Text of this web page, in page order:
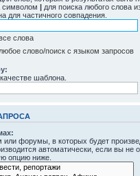
символом | для поиска любого слова
для частичного совпадения.
слова
слово/поиск с языком запросов
шаблона.
форумы, в которых будет
автоматически, если вы не
опцию ниже.